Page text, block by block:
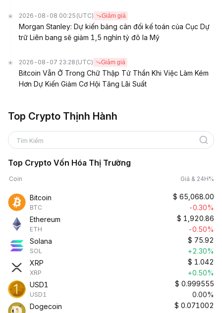
2026-08-08 00:25 (UTC) Giảm giá
Morgan Stanley: Dự kiến bảng cân đối kế toán của Cục Dự
trữ Liên bang sẽ giảm 1,5 nghìn tỷ đô la Mỹ
2026-08-07 23:28 (UTC) Giảm giá
Bitcoin Vẫn Ở Trong Chữ Thập Tử Thần Khi Việc Làm Kém
Hơn Dự Kiến Giảm Cơ Hội Tăng Lãi Suất
Top Crypto Thịnh Hành
Tìm Kiếm
Top Crypto Vốn Hóa Thị Trường
Coin Giá & 24H%
Bitcoin
BTC
$ 65,068.00
-0.30%
Ethereum
ETH
$ 1,920.86
-0.50%
Solana
SOL
$ 75.92
+2.30%
XRP
XRP
$ 1.042
+0.50%
USD1
USD1
$ 0.999555
0.00%
Dogecoin
$ 0.071002